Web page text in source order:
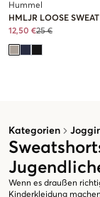
Kategorien
Wenn es draußen
Kinderkleidung
Hummel
HMLJR LOOSE
12,50 €25 €